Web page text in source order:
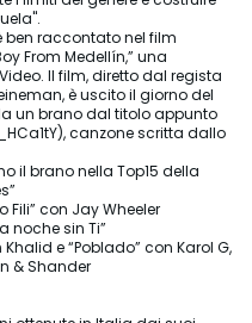
raccontato nel film
From Medellín,” una
Il film, diretto dal regista
è uscito il giorno del
un brano dal titolo appunto
canzone scritta dallo
il brano nella Top15 della
Fili” con Jay Wheeler
noche sin Ti”
e “Poblado” con Karol G,
& Shander